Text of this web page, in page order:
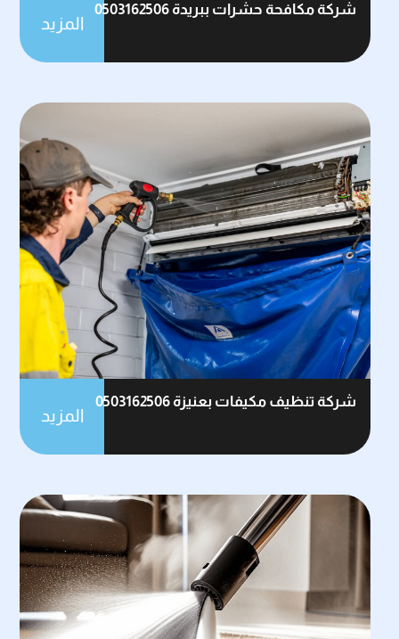
شركة مكافحة حشرات ببريدة 0503162506
المزيد
شركة تنظيف مكيفات بعنيزة 0503162506
المزيد